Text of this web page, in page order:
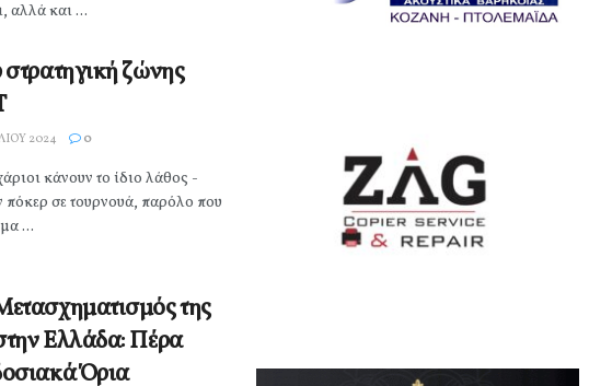
αλλά και ...
ζώνης
2024 0
κάνουν το ίδιο λάθος -
πόκερ σε τουρνουά, παρόλο που
...
της
Ελλάδα: Πέρα
Όρια